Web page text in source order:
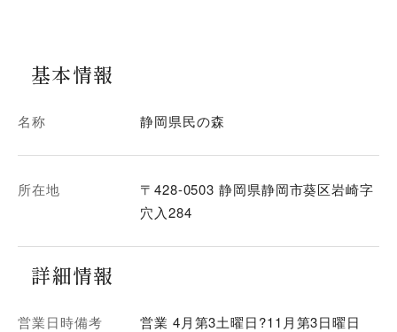
基本情報
名称 静岡県民の森
所在地
〒428-0503 静岡県静岡市葵区岩崎字
穴入284
詳細情報
営業日時備考 営業 4月第3土曜日?11月第3日曜日